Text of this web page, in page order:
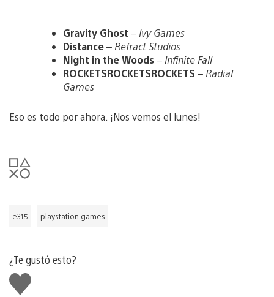
Gravity Ghost – Ivy Games
Distance– Refract Studios
Night in the Woods– Infinite Fall
ROCKETSROCKETSROCKETS – Radial
Games
Eso es todo por ahora. ¡Nos vemos el lunes!
e315 playstation games
¿Te gustó esto?
Me
gusta